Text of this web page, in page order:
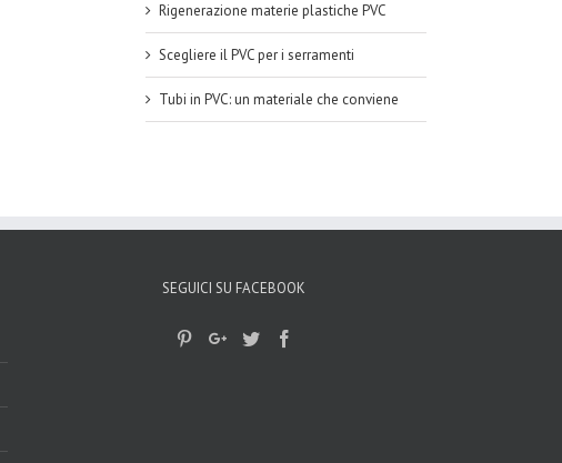
Rigenerazione materie plastiche PVC
Scegliere il PVC per i serramenti
Tubi in PVC: un materiale che conviene
SEGUICI SU FACEBOOK